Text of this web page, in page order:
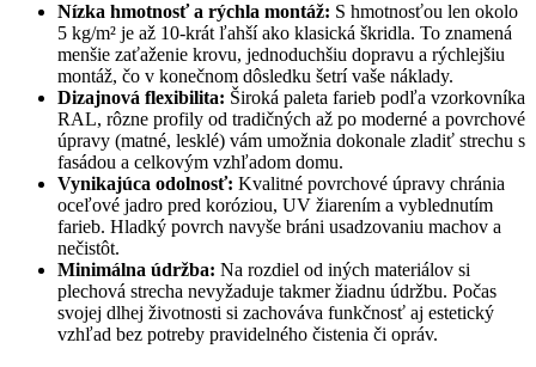
Nízka hmotnosť a rýchla montáž: S hmotnosťou len okolo
5 kg/m² je až 10-krát ľahší ako klasická škridla. To znamená
menšie zaťaženie krovu, jednoduchšiu dopravu a rýchlejšiu
montáž, čo v konečnom dôsledku šetrí vaše náklady.
Dizajnová flexibilita: Široká paleta farieb podľa vzorkovníka
RAL, rôzne profily od tradičných až po moderné a povrchové
úpravy (matné, lesklé) vám umožnia dokonale zladiť strechu s
fasádou a celkovým vzhľadom domu.
Vynikajúca odolnosť: Kvalitné povrchové úpravy chránia
oceľové jadro pred koróziou, UV žiarením a vyblednutím
farieb. Hladký povrch navyše bráni usadzovaniu machov a
nečistôt.
Minimálna údržba: Na rozdiel od iných materiálov si
plechová strecha nevyžaduje takmer žiadnu údržbu. Počas
svojej dlhej životnosti si zachováva funkčnosť aj estetický
vzhľad bez potreby pravidelného čistenia či opráv.